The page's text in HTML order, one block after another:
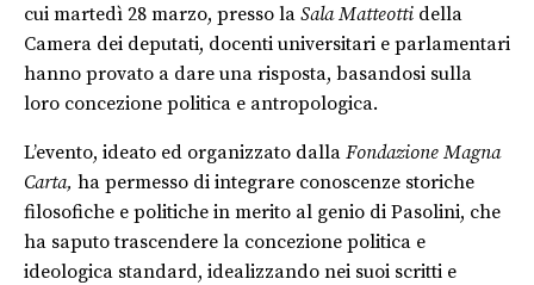
cui martedì 28 marzo, presso la Sala Matteotti della
Camera dei deputati, docenti universitari e parlamentari
hanno provato a dare una risposta, basandosi sulla
loro concezione politica e antropologica.
L’evento, ideato ed organizzato dalla Fondazione Magna
Carta, ha permesso di integrare conoscenze storiche
filosofiche e politiche in merito al genio di Pasolini, che
ha saputo trascendere la concezione politica e
ideologica standard, idealizzando nei suoi scritti e